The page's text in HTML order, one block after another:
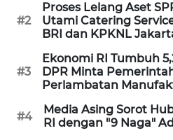
#2
Proses Lelang Aset
Utami Catering
BRI dan KPKNL
#3
Ekonomi RI Tumbuh
DPR Minta
Perlambatan
#4
Media Asing Sorot
RI dengan "9 Naga"
MASYARAKAT
WALINKI